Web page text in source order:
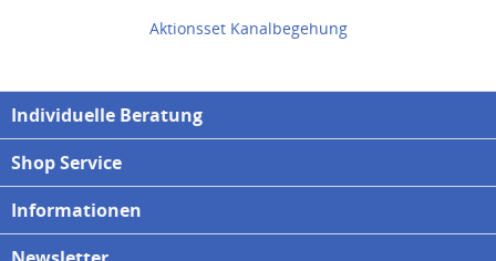
Aktionsset Kanalbegehung
Individuelle Beratung
Shop Service
Informationen